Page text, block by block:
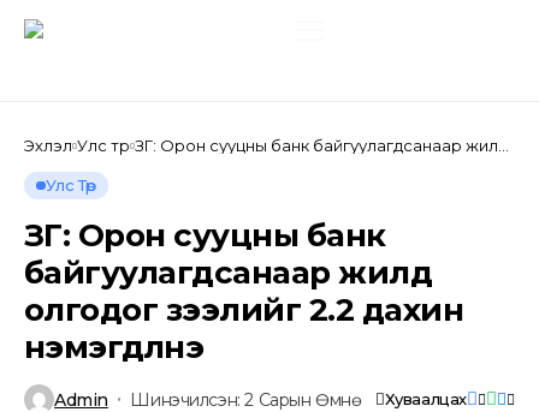
Эхлэл Улс төр ЗГ: Орон сууцны банк байгуулагдсанаар жилд
Улс Төр
ЗГ: Орон сууцны банк
байгуулагдсанаар жилд
олгодог зээлийг 2.2 дахин
нэмэгдүүлнэ
Admin Шинэчилсэн: 2 Сарын Өмнө Хуваалцах